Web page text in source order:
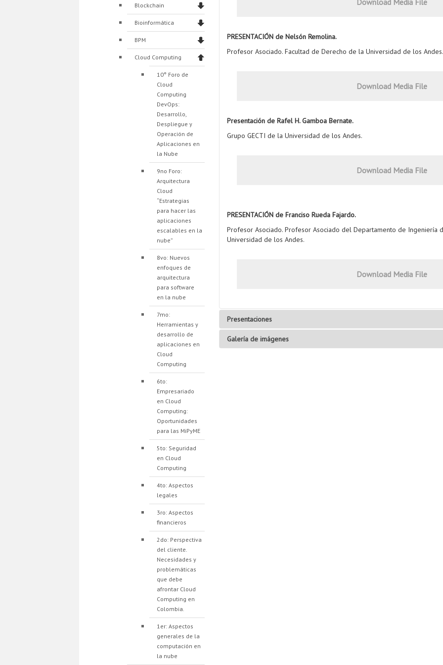
Blockchain
Bioinformática
BPM
Cloud Computing
10° Foro de
Cloud
Computing
DevOps:
Desarrollo,
Despliegue y
Operación de
Aplicaciones en
la Nube
9no Foro:
Arquitectura
Cloud
“Estrategias
para hacer las
aplicaciones
escalables en la
nube”
8vo: Nuevos
enfoques de
arquitectura
para software
en la nube
7mo:
Herramientas y
desarrollo de
aplicaciones en
Cloud
Computing
6to:
Empresariado
en Cloud
Computing:
Oportunidades
para las MiPyME
5to: Seguridad
en Cloud
Computing
4to: Aspectos
legales
3ro: Aspectos
financieros
2do: Perspectiva
del cliente.
Necesidades y
problemáticas
que debe
afrontar Cloud
Computing en
Colombia.
1er: Aspectos
generales de la
computación en
la nube
PRESENTACIÓN de Nelsón Remolina.
Profesor Asociado. Facultad de Derecho de la Universidad de los
Download Media File
Presentación de Rafel H. Gamboa Bernate.
Grupo GECTI de la Universidad de los Andes.
Download Media File
PRESENTACIÓN de Franciso Rueda Fajardo.
Profesor Asociado. Profesor Asociado del Departamento de Ingeniería
Universidad de los Andes.
Download Media File
Presentaciones
Nelson Remolina
Galería de imágenes